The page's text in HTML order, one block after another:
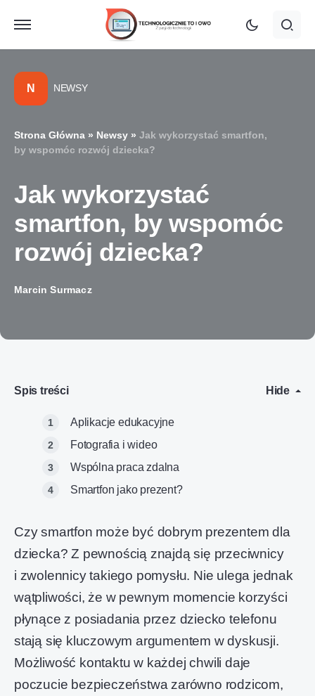
N NEWSY
Strona Główna » Newsy » Jak wykorzystać smartfon,
by wspomóc rozwój dziecka?
Jak wykorzystać
smartfon, by wspomóc
rozwój dziecka?
Marcin Surmacz
Spis treści Hide
Aplikacje edukacyjne
Fotografia i wideo
Wspólna praca zdalna
Smartfon jako prezent?
Czy smartfon może być dobrym prezentem dla
dziecka? Z pewnością znajdą się przeciwnicy
i zwolennicy takiego pomysłu. Nie ulega jednak
wątpliwości, że w pewnym momencie korzyści
płynące z posiadania przez dziecko telefonu
stają się kluczowym argumentem w dyskusji.
Możliwość kontaktu w każdej chwili daje
poczucie bezpieczeństwa zarówno rodzicom,